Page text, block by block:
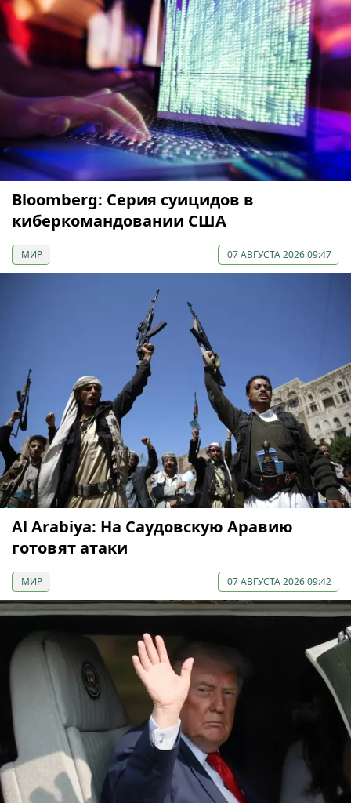
Bloomberg: Серия суицидов в
киберкомандовании США
МИР 07 АВГУСТА 2026 09:47
Al Arabiya: На Саудовскую Аравию
готовят атаки
МИР 07 АВГУСТА 2026 09:42